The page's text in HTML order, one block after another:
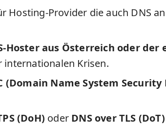
Hosting-Provider die auch DNS
Hoster aus Österreich oder der
Krisen.
(Domain Name System
(DoH) oder DNS overTLS (DoT)